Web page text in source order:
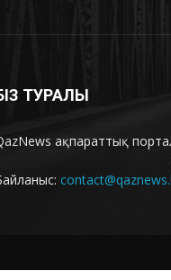
ТУРАЛЫ
ақпараттық